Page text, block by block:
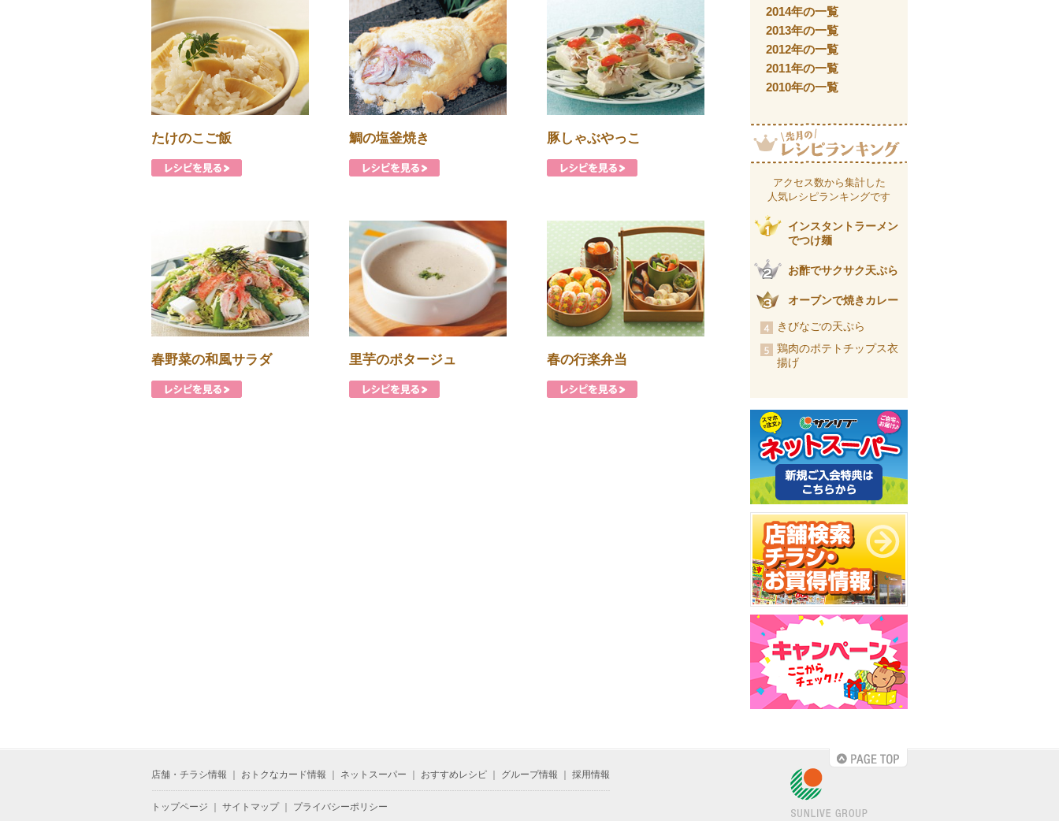
たけのこご飯 鯛の塩釜焼き 豚しゃぶやっこ
春野菜の和風サラダ 里芋のポタージュ 春の行楽弁当
2014年の一覧
2013年の一覧
2012年の一覧
2011年の一覧
2010年の一覧
アクセス数から集計した
人気レシピランキングです
インスタントラーメン
でつけ麺
お酢でサクサク天ぷら
オーブンで焼きカレー
きびなごの天ぷら
鶏肉のポテトチップス衣
揚げ
店舗・チラシ情報 おトクなカード情報 ネットスーパー おすすめレシピ グループ情報 採用情報
トップページ サイトマップ｜ プライバシーポリシー